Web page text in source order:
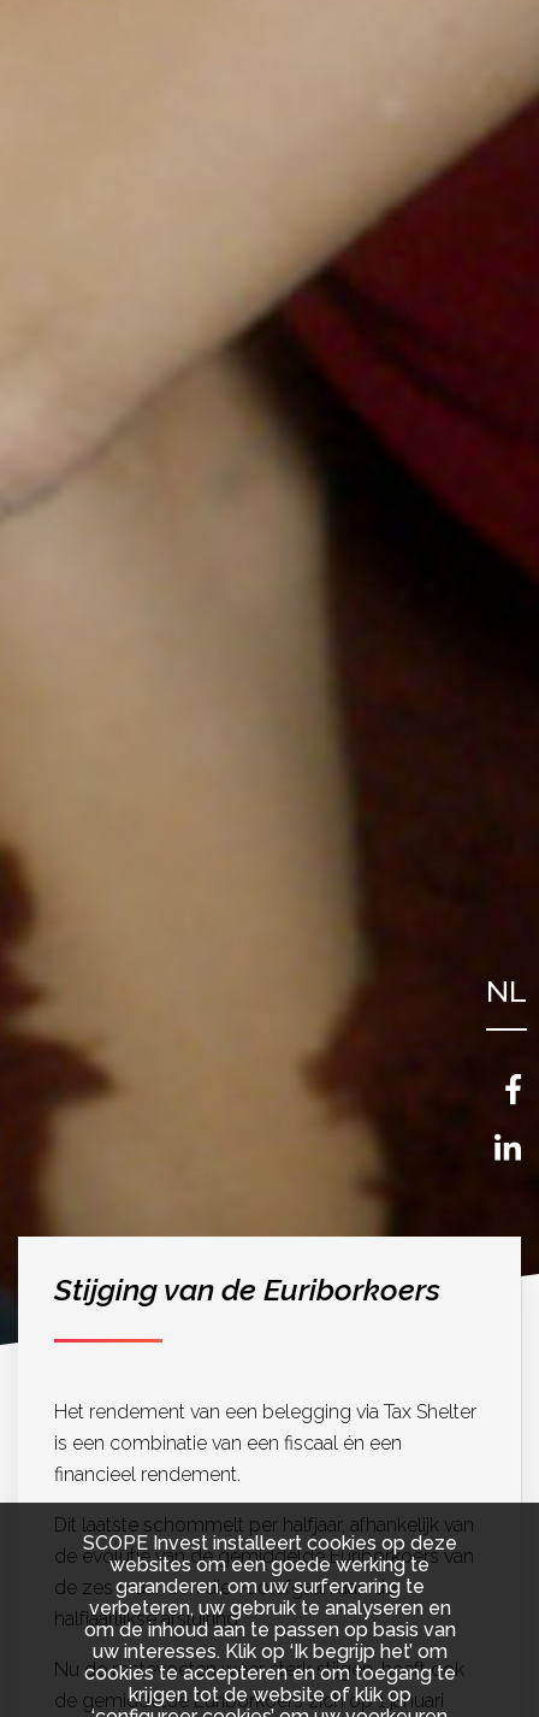
NL
EN
Stijging van de Euriborkoers
Het rendement van een belegging via Tax Shelter
is een combinatie van een fiscaal én een
financieel rendement.
Dit laatste schommelt per halfjaar, afhankelijk van
de evolutie van de gemiddelde Euriborkoers van
de zes maanden die voorafgaan aan de
halfjaarlijkse afsluiting.
Nu de rentevoeten weer sterk stijgen, heeft ook
de gemiddelde Euriborkoers zich op 1 januari
SCOPE Invest installeert cookies op deze
websites om een goede werking te
garanderen, om uw surfervaring te
verbeteren, uw gebruik te analyseren en
om de inhoud aan te passen op basis van
uw interesses. Klik op ‘Ik begrijp het’ om
cookies te accepteren en om toegang te
krijgen tot de website of klik op